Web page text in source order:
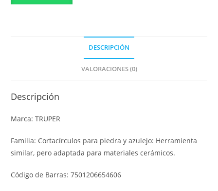
DESCRIPCIÓN
VALORACIONES (0)
Descripción
Marca: TRUPER
Familia: Cortacírculos para piedra y azulejo: Herramienta
similar, pero adaptada para materiales cerámicos.
Código de Barras: 7501206654606